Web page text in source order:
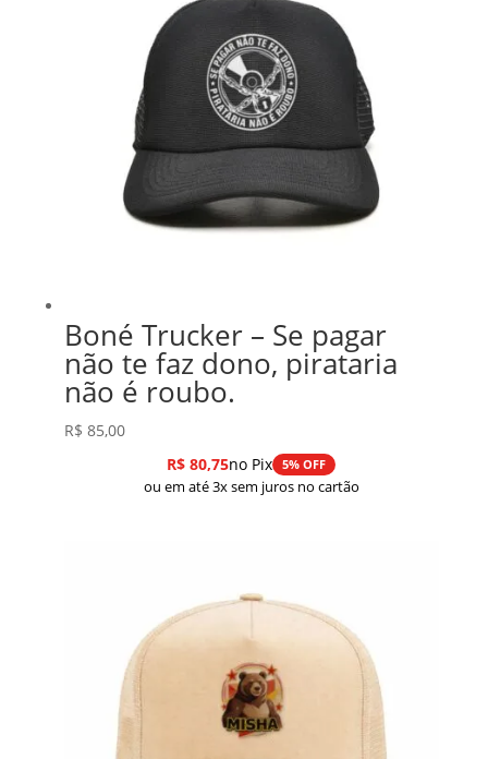
Boné Trucker – Se pagar
não te faz dono, pirataria
não é roubo.
R$ 85,00
R$ 80,75no Pix 5% OFF
ou em até 3x sem juros no cartão